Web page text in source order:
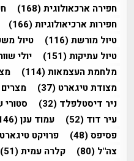
חפירה ארכאולוגית(168)
חפירות ארכיאולוגיות(166)
טיול מורשת(116) טיול
טיול עתיקות(151) יולי
מלחמת העצמאות(114)
מצודת טיגארט (37) מצרים
ניר דיסטלפלד (32)
עיר דוד (52) עמוד ענן(146)
פסיפס(48) פרויקט טיגארט
צה"ל (80) קלרה עמית(51)